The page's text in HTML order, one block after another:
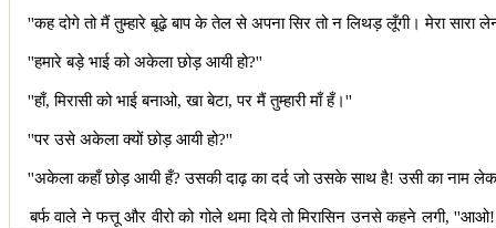
''कह दोगे तो मैं तुम्हारे बूढ़े बाप के तेल से अपना सिर तो न लिथड़ लूँगी। मेरा सारा
''हमारे बड़े भाई को अकेला छोड़ आयी हो?''
''हाँ,मिरासी को भाई बनाओ,खा बेटा,पर मैं तुम्हारी माँ हँ।''
''पर उसे अकेला क्यों छोड़ आयी हो?''
''अकेला कहाँ छोड़ आयी हँ?उसकी दाढ़ का दर्द जो उसके साथ है! उसी का नाम
बर्फ वाले ने फत्तू और वीरो को गोले थमा दिये तो मिरासिन उनसे कहने लगी, ''आओ!